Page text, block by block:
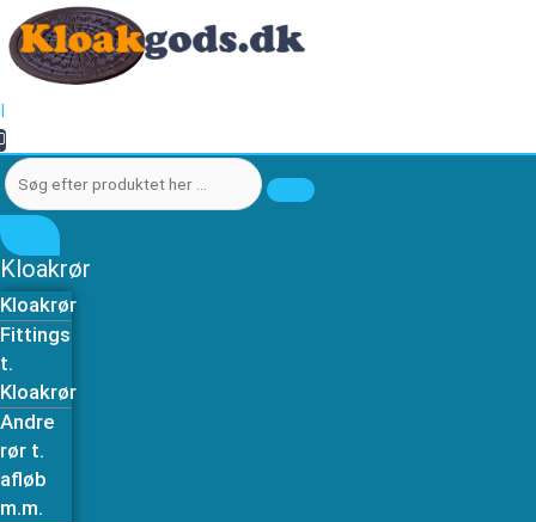
til
indholdet
|
Søg
efter
produktet
Kloakrør
Kloakrør
Fittings
t.
Kloakrør
Andre
rør t.
afløb
m.m.
Søg
efter
produktet